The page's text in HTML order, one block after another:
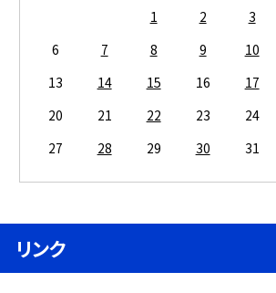
1 2 3
6
7 8 9 10
13
14 15 16 17
20
21 22 23 24
27
28 29 30 31
リンク